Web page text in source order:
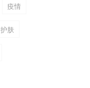
疫情
护肤